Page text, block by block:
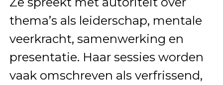
thema’s als leiderschap, mentale
veerkracht, samenwerking en
presentatie. Haar sessies worden
vaak omschreven als verfrissend,